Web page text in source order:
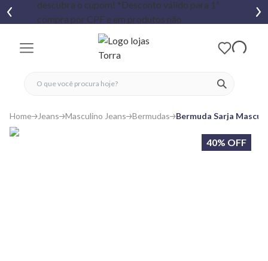
ver
fechar menu
fechar menu
favoritos
Home Jeans Masculino Jeans Bermudas Bermuda Sarja
40% OFF